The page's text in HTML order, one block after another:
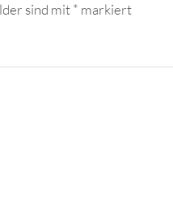
sind mit* markiert